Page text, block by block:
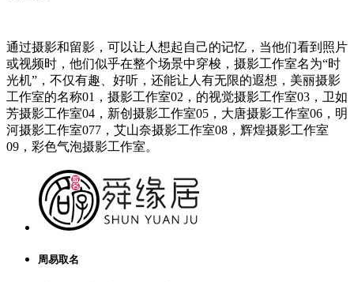
通过摄影和留影，可以让人想起自己的记忆，当他们看到照片
或视频时，他们似乎在整个场景中穿梭，摄影工作室名为“时
光机”，不仅有趣、好听，还能让人有无限的遐想，美丽摄影
工作室的名称01，摄影工作室02，的视觉摄影工作室03，卫如
芳摄影工作室04，新创摄影工作室05，大唐摄影工作室06，明
河摄影工作室077，艾山奈摄影工作室08，辉煌摄影工作室
09，彩色气泡摄影工作室。
周易取名